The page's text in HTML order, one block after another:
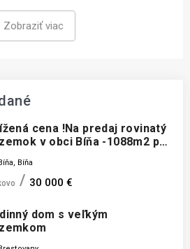
Zobraziť viac
cena !Na predaj rovinatý
obci Bíňa -1088m2 pri
Bíňa
30 000 €
dom s veľkým